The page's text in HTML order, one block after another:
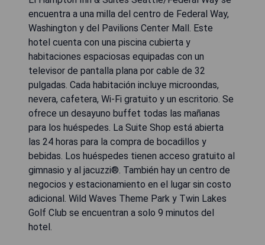
encuentra a una milla del centro de Federal Way,
Washington y del Pavilions Center Mall. Este
hotel cuenta con una piscina cubierta y
habitaciones espaciosas equipadas con un
televisor de pantalla plana por cable de 32
pulgadas. Cada habitación incluye microondas,
nevera, cafetera, Wi-Fi gratuito y un escritorio. Se
ofrece un desayuno buffet todas las mañanas
para los huéspedes. La Suite Shop está abierta
las 24 horas para la compra de bocadillos y
bebidas. Los huéspedes tienen acceso gratuito al
gimnasio y al jacuzzi®. También hay un centro de
negocios y estacionamiento en el lugar sin costo
adicional. Wild Waves Theme Park y Twin Lakes
Golf Club se encuentran a solo 9 minutos del
hotel.